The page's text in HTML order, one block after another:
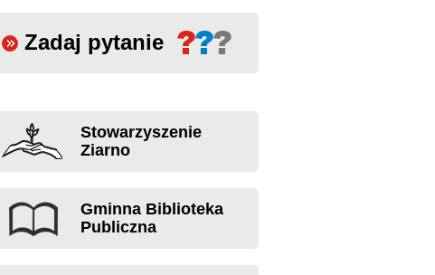
Zadaj pytanie
Stowarzyszenie
Ziarno
Gminna Biblioteka
Publiczna